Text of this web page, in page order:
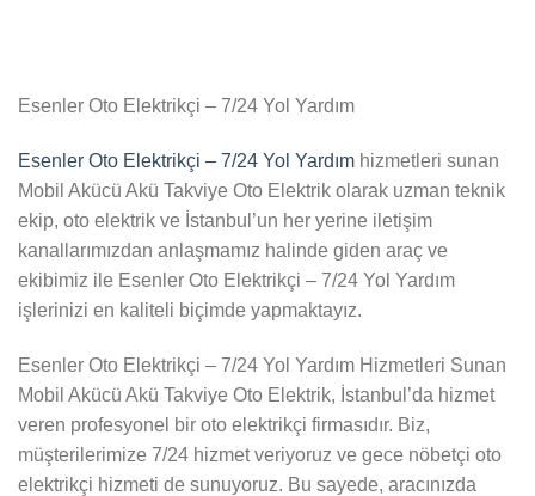
Esenler Oto Elektrikçi – 7/24 Yol Yardım
Esenler Oto Elektrikçi – 7/24 Yol Yardım hizmetleri sunan
Mobil Akücü Akü Takviye Oto Elektrik olarak uzman teknik
ekip, oto elektrik ve İstanbul’un her yerine iletişim
kanallarımızdan anlaşmamız halinde giden araç ve
ekibimiz ile Esenler Oto Elektrikçi – 7/24 Yol Yardım
işlerinizi en kaliteli biçimde yapmaktayız.
Esenler Oto Elektrikçi – 7/24 Yol Yardım Hizmetleri Sunan
Mobil Akücü Akü Takviye Oto Elektrik, İstanbul’da hizmet
veren profesyonel bir oto elektrikçi firmasıdır. Biz,
müşterilerimize 7/24 hizmet veriyoruz ve gece nöbetçi oto
elektrikçi hizmeti de sunuyoruz. Bu sayede, aracınızda